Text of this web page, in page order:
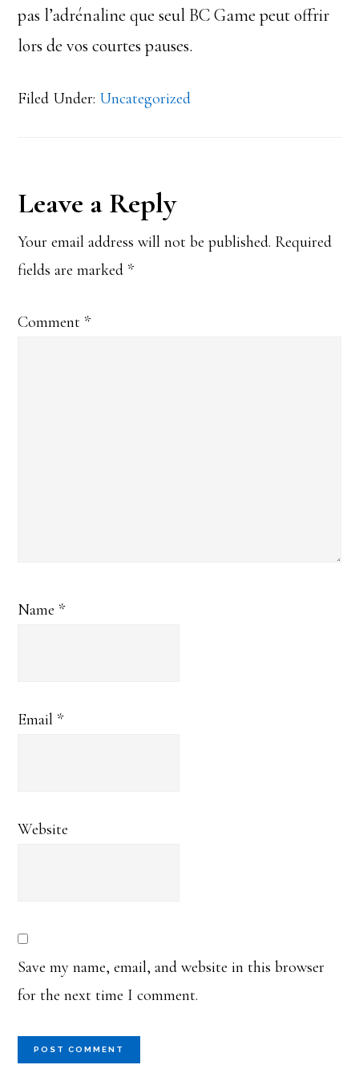
pas l’adrénaline que seul BC Game peut offrir
lors de vos courtes pauses.
Filed Under: Uncategorized
Reader
Interactions
Leave a Reply
Your email address will not be published. Required
fields are marked *
Comment *
Name *
Email *
Website
Save my name, email, and website in this browser
for the next time I comment.